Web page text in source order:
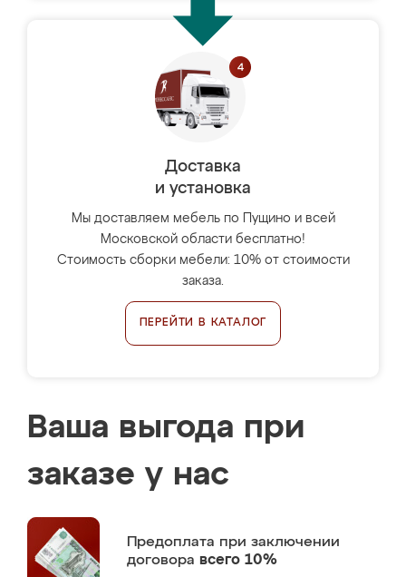
Доставка
и установка
Мы доставляем мебель по Пущино и всей
Московской области бесплатно!
Стоимость сборки мебели: 10% от стоимости
заказа.
ПЕРЕЙТИ В КАТАЛОГ
Ваша выгода при
заказе у нас
Предоплата при заключении
договора всего 10%